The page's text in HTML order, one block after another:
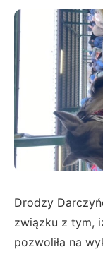
związku z tym,
pozwoliła na